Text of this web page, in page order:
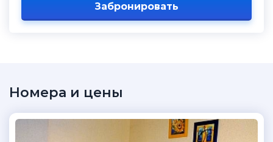
Забронировать
Номера и цены